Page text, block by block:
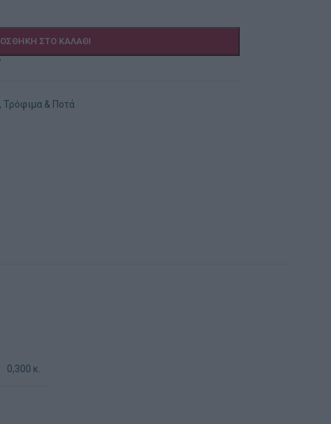
ΣΤΟ ΚΑΛΆΘΙ
, Τρόφιμα & Ποτά
0,300 κ.